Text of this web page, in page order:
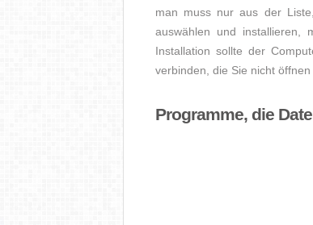
man muss nur aus der
auswählen und installieren,
Installation sollte der
verbinden, die Sie nicht öffnen
Programme, die